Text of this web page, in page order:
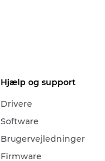
Hjælp og support
Drivere
Software
Brugervejledninger
Firmware